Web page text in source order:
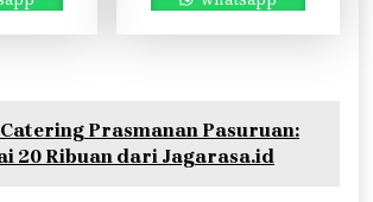
Catering Prasmanan Pasuruan:
20 Ribuan dari Jagarasa.id